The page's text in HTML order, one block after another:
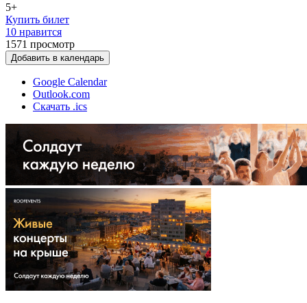
5+
Купить билет
10 нравится
1571 просмотр
Добавить в календарь
Google Calendar
Outlook.com
Скачать .ics